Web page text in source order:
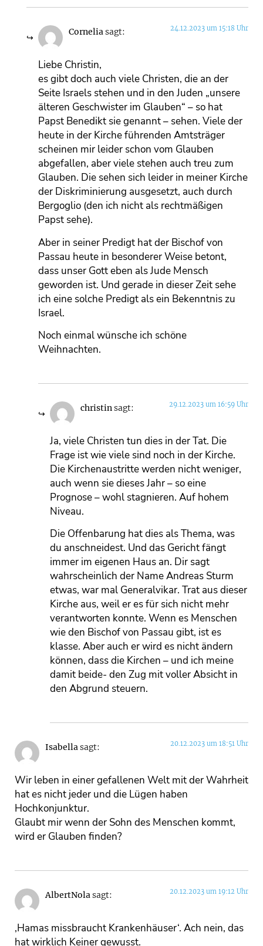
Corneliasagt: 24.12.2023 um 15:18 Uhr
Liebe Christin,
es gibt doch auch viele Christen, die an der
Seite Israels stehen und in den Juden „unsere
älteren Geschwister im Glauben“ – so hat
Papst Benedikt sie genannt – sehen. Viele der
heute in der Kirche führenden Amtsträger
scheinen mir leider schon vom Glauben
abgefallen, aber viele stehen auch treu zum
Glauben. Die sehen sich leider in meiner Kirche
der Diskriminierung ausgesetzt, auch durch
Bergoglio (den ich nicht als rechtmäßigen
Papst sehe).
Aber in seiner Predigt hat der Bischof von
Passau heute in besonderer Weise betont,
dass unser Gott eben als Jude Mensch
geworden ist. Und gerade in dieser Zeit sehe
ich eine solche Predigt als ein Bekenntnis zu
Israel.
Noch einmal wünsche ich schöne
Weihnachten.
christinsagt: 29.12.2023 um 16:59 Uhr
Ja, viele Christen tun dies in der Tat. Die
Frage ist wie viele sind noch in der Kirche.
Die Kirchenaustritte werden nicht weniger,
auch wenn sie dieses Jahr – so eine
Prognose – wohl stagnieren. Auf hohem
Niveau.
Die Offenbarung hat dies als Thema, was
du anschneidest. Und das Gericht fängt
immer im eigenen Haus an. Dir sagt
wahrscheinlich der Name Andreas Sturm
etwas, war mal Generalvikar. Trat aus dieser
Kirche aus, weil er es für sich nicht mehr
verantworten konnte. Wenn es Menschen
wie den Bischof von Passau gibt, ist es
klasse. Aber auch er wird es nicht ändern
können, dass die Kirchen – und ich meine
damit beide- den Zug mit voller Absicht in
den Abgrund steuern.
Isabellasagt: 20.12.2023 um 18:51 Uhr
Wir leben in einer gefallenen Welt mit der Wahrheit
hat es nicht jeder und die Lügen haben
Hochkonjunktur.
Glaubt mir wenn der Sohn des Menschen kommt,
wird er Glauben finden?
AlbertNolasagt: 20.12.2023 um 19:12 Uhr
‚Hamas missbraucht Krankenhäuser‘. Ach nein, das
hat wirklich Keiner gewusst.